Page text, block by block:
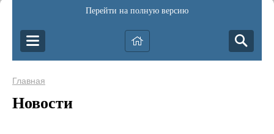
Перейти на полную версию
Главная
Новости